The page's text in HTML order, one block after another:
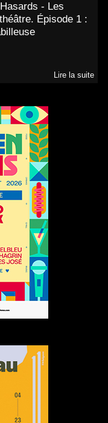
- Les
Épisode 1 :
Lire la suite